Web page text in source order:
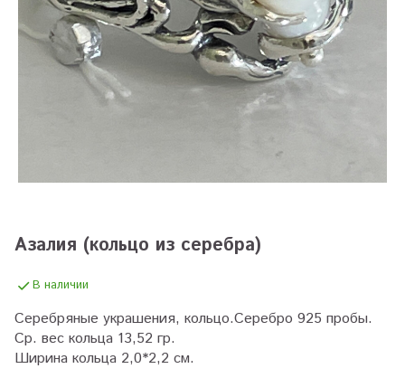
Азалия (кольцо из серебра)
В наличии
Серебряные украшения, кольцо.Серебро 925 пробы.
Ср. вес кольца 13,52 гр.
Ширина кольца 2,0*2,2 см.